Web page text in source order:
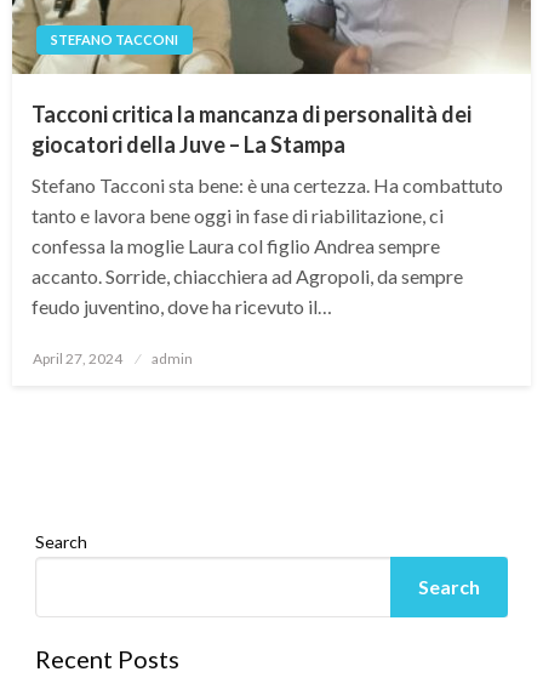
STEFANO TACCONI
Tacconi critica la mancanza di personalità dei
giocatori della Juve – La Stampa
Stefano Tacconi sta bene: è una certezza. Ha combattuto
tanto e lavora bene oggi in fase di riabilitazione, ci
confessa la moglie Laura col figlio Andrea sempre
accanto. Sorride, chiacchiera ad Agropoli, da sempre
feudo juventino, dove ha ricevuto il…
Posted
April 27, 2024 admin
Search
Search
Recent Posts